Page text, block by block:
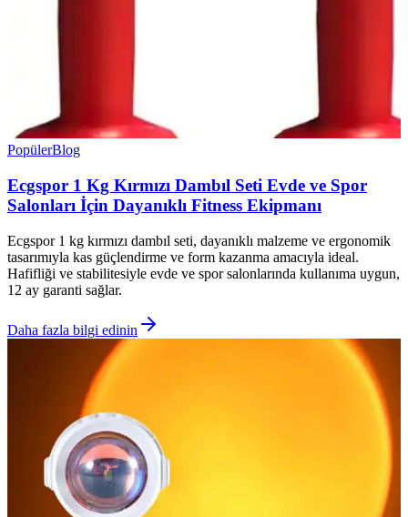
PopülerBlog
Ecgspor 1 Kg Kırmızı Dambıl Seti Evde ve Spor
Salonları İçin Dayanıklı Fitness Ekipmanı
Ecgspor 1 kg kırmızı dambıl seti, dayanıklı malzeme ve ergonomik
tasarımıyla kas güçlendirme ve form kazanma amacıyla ideal.
Hafifliği ve stabilitesiyle evde ve spor salonlarında kullanıma uygun,
12 ay garanti sağlar.
Daha fazla bilgi edinin